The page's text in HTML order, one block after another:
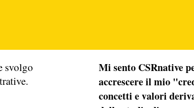
svolgo
Mi sento CSRnative
accrescere il mio
concetti e valori